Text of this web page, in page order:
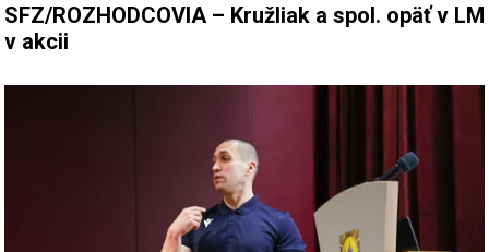
SFZ/ROZHODCOVIA – Kružliak a spol. opäť v LM
v akcii